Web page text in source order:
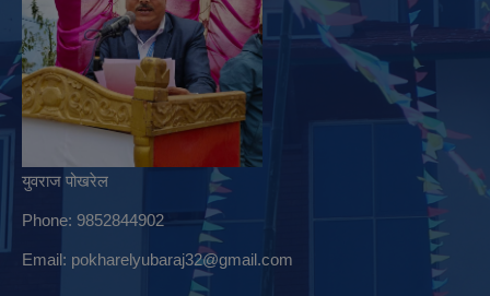
युवराज पोखरेल
Phone: 9852844902
Email: pokharelyubaraj32@gmail.com